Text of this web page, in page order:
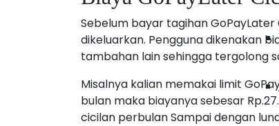
Sebelum bayar tagihan
dikeluarkan. Pengguna dikenakan
tambahan lain sehingga tergolong
Misalnya kalian memakai limit
bulan maka biayanya sebesar
cicilan perbulan Sampai dengan